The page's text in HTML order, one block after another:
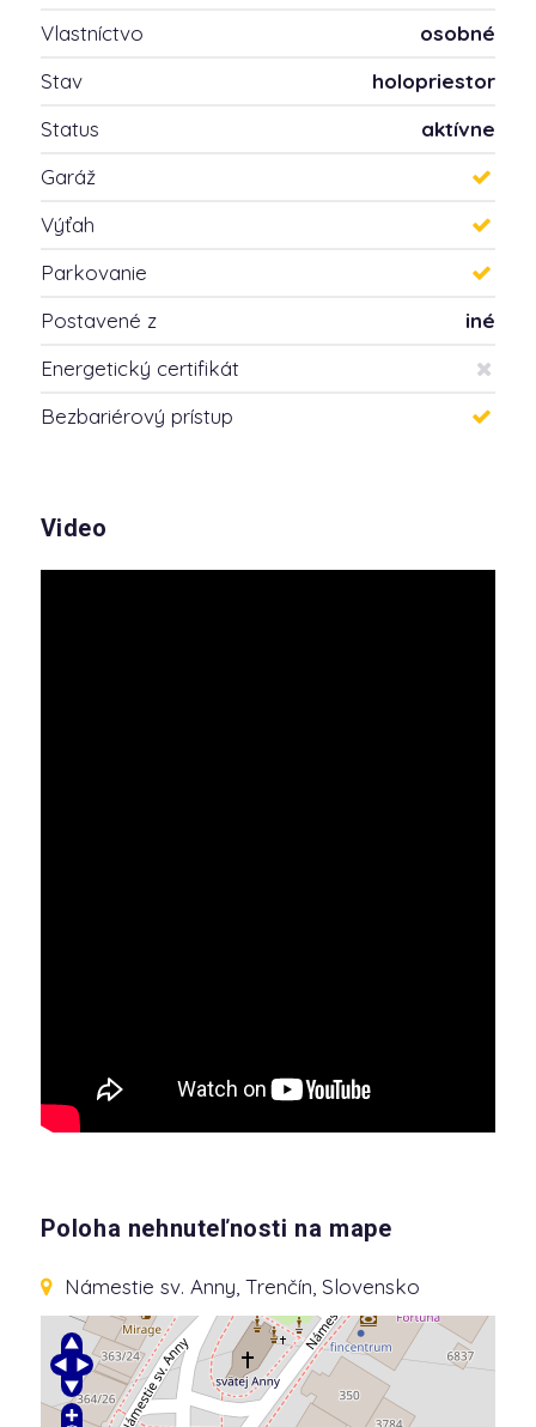
Vlastníctvo
osobné
Stav
holopriestor
Status
aktívne
Garáž
Výťah
Parkovanie
Postavené z
iné
Energetický certifikát
Bezbariérový prístup
Video
Poloha nehnuteľnosti na mape
Námestie sv. Anny , Trenčín, Slovensko